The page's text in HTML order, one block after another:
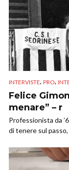
INTERVISTE, PRO,
Felice
menare” – r
Professionista da
di tenere sul